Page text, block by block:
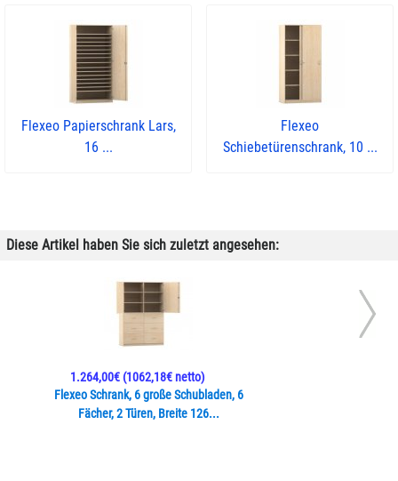
Flexeo Papierschrank Lars,
16 ...
Flexeo
Schiebetürenschrank, 10 ...
Diese Artikel haben Sie sich zuletzt angesehen:
Flexeo Schrank, 6 große Schubladen, 6
Fächer, 2 Türen, Breite 126...
1.264,00€(1062,18€ netto)